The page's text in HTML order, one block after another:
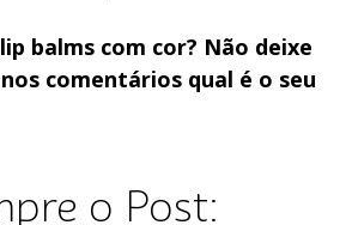
balms com cor? Não deixe
comentários qual é o seu
o Post: